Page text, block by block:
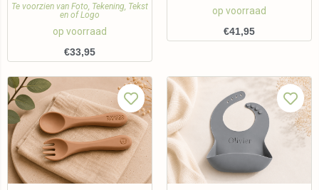
Te voorzien van Foto, Tekening, Tekst
en of Logo
op voorraad
€33,95
op voorraad
€41,95